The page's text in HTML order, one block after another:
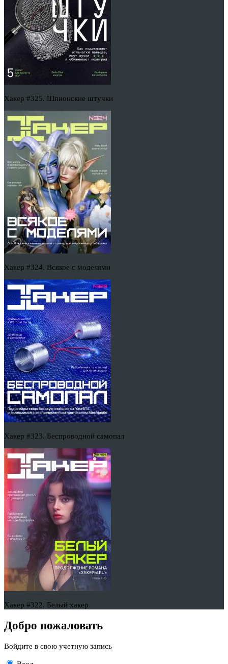
Хакер #325. Шпионские штучки
Хакер #324. Всякое с моделями
Хакер #323. Беспроводной самопал
Хакер #322. Белый хакер
Добро пожаловать
Войдите в свою учетную запись